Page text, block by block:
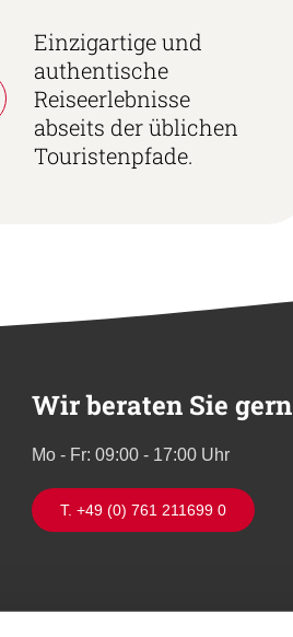
Einzigartige und
authentische
Reiseerlebnisse
abseits der üblichen
Touristenpfade.
Wir beraten Sie gern
Mo - Fr: 09:00 - 17:00 Uhr
T. +49 (0) 761 211699 0